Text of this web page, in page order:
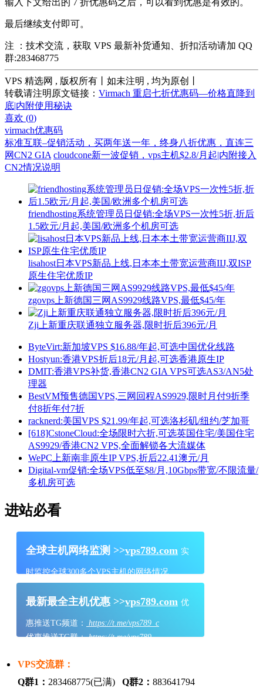
输入下文给出的 7 折优惠码之后，可以看到优惠是有效的。
最后继续支付即可。
注 ：技术交流，获取 VPS 最新补货通知、折扣活动请加 QQ
群:283468775
VPS 精选网 , 版权所有丨如未注明 , 均为原创丨
转载请注明原文链接： Virmach 重启七折优惠码—价格直降到
底|内附使用秘诀
喜欢 (0)
virmach优惠码
标准互联–促销活动，买两年送一年，终身八折优惠，直连三
网CN2 GIA cloudcone新一波促销，vps主机$2.8/月起|内附接入
CN2情况说明
friendhosting系统管理员日促销:全场VPS一次性5折,折后
1.5欧元/月起,美国/欧洲多个机房可选
lisahost日本VPS新品上线,日本本土带宽运营商IIJ,双ISP
原生住宅优质IP
zgovps上新德国三网AS9929线路VPS,最低$45/年
Zji上新重庆联通独立服务器,限时折后396元/月
ByteVirt:新加坡VPS $16.88/年起,可选中国优化线路
Hostyun:香港VPS折后18元/月起,可选香港原生IP
DMIT:香港VPS补货,香港CN2 GIA VPS可选AS3/AN5处
理器
BestVM预售德国VPS,三网回程AS9929,限时月付9折季
付8折年付7折
racknerd:美国VPS $21.99/年起,可选洛杉矶/纽约/芝加哥
[618]CstoneCloud:全场限时六折,可选英国住宅/美国住宅
AS9929/香港CN2 VPS,全面解锁各大流媒体
WePC上新南非原生IP VPS,折后22.41澳元/月
Digital-vm促销:全场VPS低至$8/月,10Gbps带宽/不限流量/
多机房可选
进站必看
全球主机网络监测 >>vps789.com 实
时监控全球300多个VPS主机的网络情况
最新最全主机优惠 >>vps789.com 优
惠推送TG频道：
https://t.me/vps789_c
优惠推送TG群：https://t.me/vps789
VPS交流群：
Q群1： 283468775(已满) Q群2： 883641794